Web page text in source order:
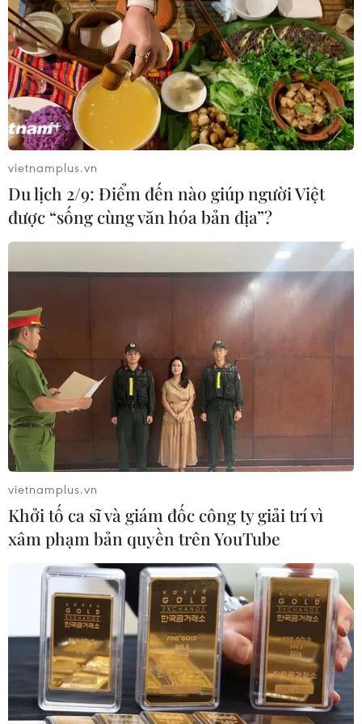
1/7/2026
03/08/2026 13:08
Bộ Tài chính: Thu hút đầu tư nước
ngoài thúc đẩy tăng trưởng hai con
số
03/08/2026 12:27
Hộ kinh doanh được lựa chọn lập sổ
kế toán điện tử hoặc bằng bản giấy
Giải ngân vốn đầu tư công 7 tháng
đạt trên 425.000 tỷ đồng, tương
đương 42% kế hoạch
03/08/2026 10:44
Thu ngân sách trong bảy tháng đạt
trên 1.834 nghìn tỷ đồng, bằng 72,5%
dự toán
03/08/2026 04:54
hoàn thành giải ngân đầu tư công
03/08/2026 04:10
Đồng yen phản ứng tích cực sau
động thái phối hợp can thiệp của
Nhật Bản và Mỹ
vietnamplus.vn
Du lịch 2/9: Điểm đến nào giúp người Việt
được “sống cùng văn hóa bản địa”?
vietnamplus.vn
Khởi tố ca sĩ và giám đốc công ty giải trí vì
xâm phạm bản quyền trên YouTube